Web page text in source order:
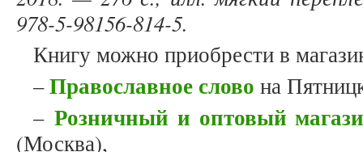
978-5-98156-814-5.
Книгу можно приобрести в
–Православное слово на
– Розничный и оптовый
(Москва),